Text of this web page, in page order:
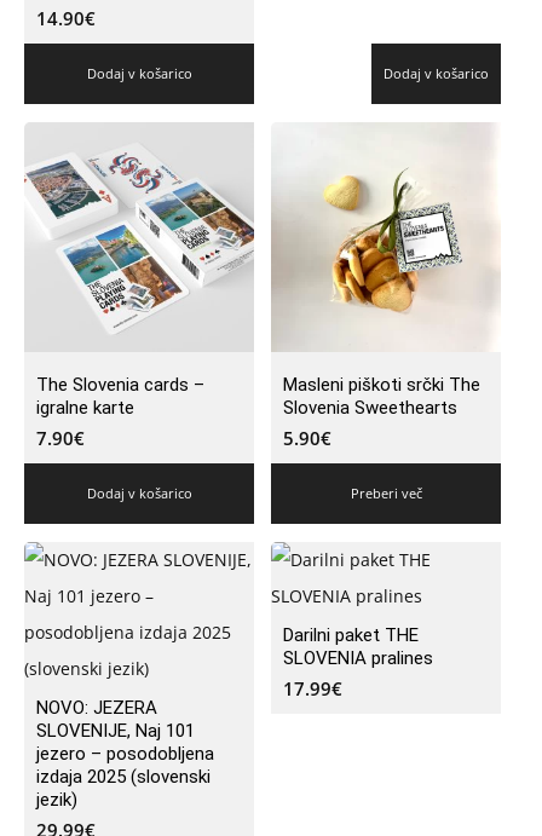
14.90€
Dodaj v košarico Dodaj v košarico
The Slovenia cards –
igralne karte
7.90€
Dodaj v košarico
Masleni piškoti srčki The
Slovenia Sweethearts
5.90€
Preberi več
NOVO: JEZERA
SLOVENIJE, Naj 101
jezero – posodobljena
izdaja 2025 (slovenski
jezik)
29.99€
Darilni paket THE
SLOVENIA pralines
17.99€